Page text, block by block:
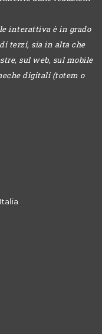
interattiva è in grado
terzi, sia in alta che
sul web, sul mobile
digitali (totem o